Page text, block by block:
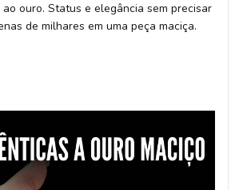
ouro. Status e elegância sem precisar
de milhares em uma peça maciça.